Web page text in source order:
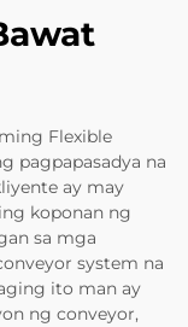
Flexible
pagpapasadya na
ay may
koponan ng
sa mga
system na
ito man ay
ng conveyor,